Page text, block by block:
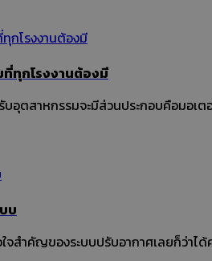
ทุกโรงงานต้องมี
อุตสาหกรรมจะมีส่วนประกอบคือมอเ
บ
จสำคัญของระบบปรับอากาศเลยก็ว่า